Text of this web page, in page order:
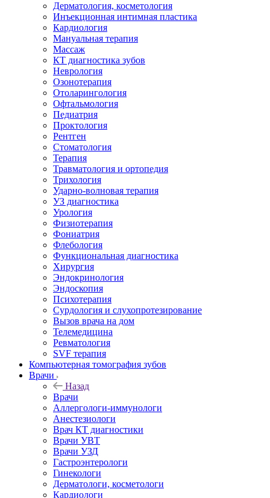
Дерматология, косметология
Инъекционная интимная пластика
Кардиология
Мануальная терапия
Массаж
КТ диагностика зубов
Неврология
Озонотерапия
Отоларингология
Офтальмология
Педиатрия
Проктология
Рентген
Стоматология
Терапия
Травматология и ортопедия
Трихология
Ударно-волновая терапия
УЗ диагностика
Урология
Физиотерапия
Фониатрия
Флебология
Функциональная диагностика
Хирургия
Эндокринология
Эндоскопия
Психотерапия
Сурдология и слухопротезирование
Вызов врача на дом
Телемедицина
Ревматология
SVF терапия
Компьютерная томография зубов
Врачи
Назад
Врачи
Аллергологи-иммунологи
Анестезиологи
Врач КТ диагностики
Врачи УВТ
Врачи УЗД
Гастроэнтерологи
Гинекологи
Дерматологи, косметологи
Кардиологи